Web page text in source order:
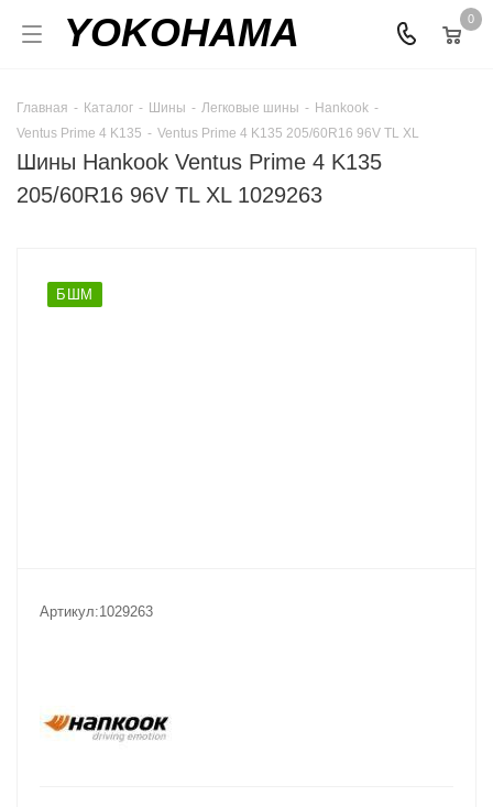
YOKOHAMA 0
Главная - Каталог - Шины - Легковые шины - Hankook -
Ventus Prime 4 K135 - Ventus Prime 4 K135 205/60R16 96V TL XL
Шины Hankook Ventus Prime 4 K135
205/60R16 96V TL XL 1029263
БШМ
Артикул:1029263